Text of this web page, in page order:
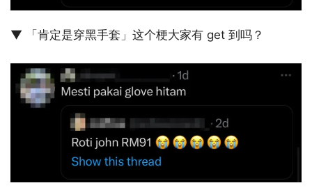
▼ 「肯定是穿黑手套」这个梗大家有 get 到吗？